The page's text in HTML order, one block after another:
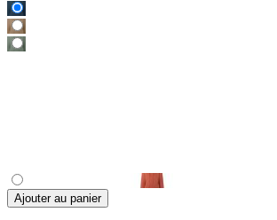
Ajouter au panier